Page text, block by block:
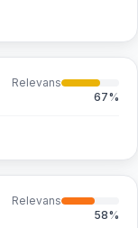
Relevans
67%
Relevans
58%